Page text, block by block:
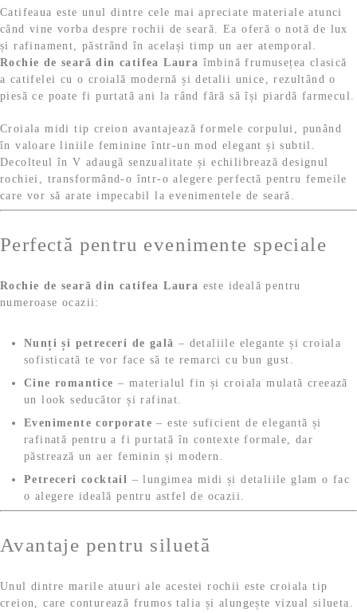
Catifeaua este unul dintre cele mai apreciate materiale atunci
când vine vorba despre rochii de seară. Ea oferă o notă de lux
și rafinament, păstrând în același timp un aer atemporal.
Rochie de seară din catifea Laura îmbină frumusețea clasică
a catifelei cu o croială modernă și detalii unice, rezultând o
piesă ce poate fi purtată ani la rând fără să își piardă farmecul.
Croiala midi tip creion avantajează formele corpului, punând
în valoare liniile feminine într-un mod elegant și subtil.
Decolteul în V adaugă senzualitate și echilibrează designul
rochiei, transformând-o într-o alegere perfectă pentru femeile
care vor să arate impecabil la evenimentele de seară.
Perfectă pentru evenimente speciale
Rochie de seară din catifea Laura este ideală pentru
numeroase ocazii:
Nunți și petreceri de gală – detaliile elegante și croiala
sofisticată te vor face să te remarci cu bun gust.
Cine romantice – materialul fin și croiala mulată creează
un look seducător și rafinat.
Evenimente corporate – este suficient de elegantă și
rafinată pentru a fi purtată în contexte formale, dar
păstrează un aer feminin și modern.
Petreceri cocktail – lungimea midi și detaliile glam o fac
o alegere ideală pentru astfel de ocazii.
Avantaje pentru siluetă
Unul dintre marile atuuri ale acestei rochii este croiala tip
creion, care conturează frumos talia și alungește vizual silueta.